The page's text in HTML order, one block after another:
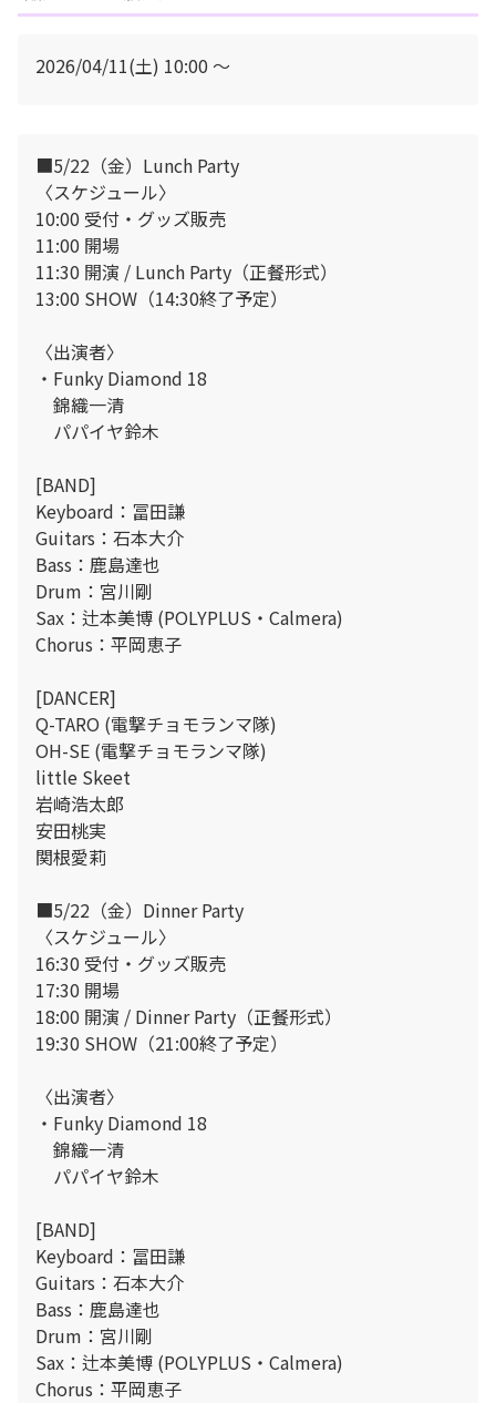
2026/04/11(土) 10:00 〜
■5/22（金）Lunch Party
〈スケジュール〉
10:00 受付・グッズ販売
11:00 開場
11:30 開演 / Lunch Party（正餐形式）
13:00 SHOW（14:30終了予定）
〈出演者〉
・Funky Diamond 18
錦織一清
パパイヤ鈴木
[BAND]
Keyboard：冨田謙
Guitars：石本大介
Bass：鹿島達也
Drum：宮川剛
Sax：辻本美博 (POLYPLUS・Calmera)
Chorus：平岡恵子
[DANCER]
Q-TARO (電撃チョモランマ隊)
OH-SE (電撃チョモランマ隊)
little Skeet
岩崎浩太郎
安田桃実
関根愛莉
■5/22（金）Dinner Party
〈スケジュール〉
16:30 受付・グッズ販売
17:30 開場
18:00 開演 / Dinner Party（正餐形式）
19:30 SHOW（21:00終了予定）
〈出演者〉
・Funky Diamond 18
錦織一清
パパイヤ鈴木
[BAND]
Keyboard：冨田謙
Guitars：石本大介
Bass：鹿島達也
Drum：宮川剛
Sax：辻本美博 (POLYPLUS・Calmera)
Chorus：平岡恵子